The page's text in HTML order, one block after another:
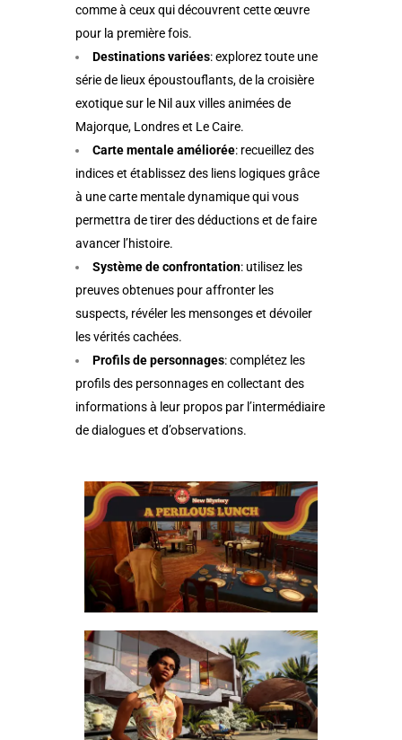
comme à ceux qui découvrent cette œuvre
pour la première fois.
Destinations variées: explorez toute une
série de lieux époustouflants, de la croisière
exotique sur le Nil aux villes animées de
Majorque, Londres et Le Caire.
Carte mentale améliorée: recueillez des
indices et établissez des liens logiques grâce
à une carte mentale dynamique qui vous
permettra de tirer des déductions et de faire
avancer l’histoire.
Système de confrontation: utilisez les
preuves obtenues pour affronter les
suspects, révéler les mensonges et dévoiler
les vérités cachées.
Profils de personnages: complétez les
profils des personnages en collectant des
informations à leur propos par l’intermédiaire
de dialogues et d’observations.